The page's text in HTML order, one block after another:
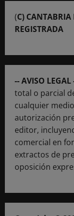
(C)
REGISTRADA
-- AVISO LEGAL
total o parcial
cualquier
autorización
editor,
comercial en
extractos de
oposición